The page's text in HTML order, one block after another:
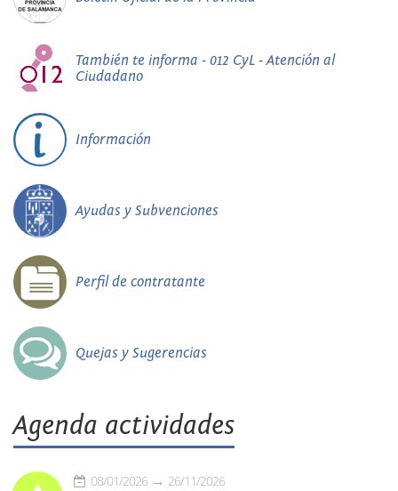
También te informa - 012 CyL - Atención al
Ciudadano
Información
Ayudas y Subvenciones
Perfil de contratante
Quejas y Sugerencias
Agenda actividades
08/01/2026 26/11/2026